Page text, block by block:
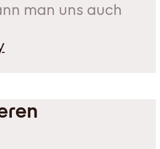
man uns auch